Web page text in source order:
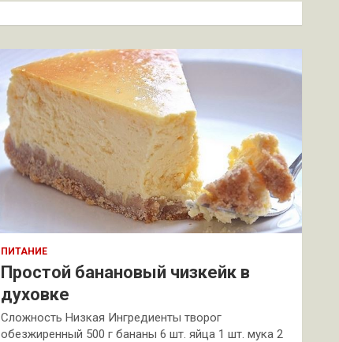
к
ПИТАНИЕ
Простой банановый чизкейк в
духовке
Сложность Низкая Ингредиенты творог
обезжиренный 500 г бананы 6 шт. яйца 1 шт. мука 2